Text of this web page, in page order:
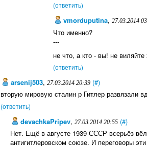
(ответить)
vmorduputina,27.03.2014
Что именно?
---
не что, а кто - вы! не
(ответить)
arsenij503,27.03.2014 20:39 (#)
вторую мировую сталин р Гитлер развязали
(ответить)
devachkaPripev, 27.03.2014 20:55 (#)
Нет. Ещё в августе 1939 СССР всерьёз
антигитлеровском союзе. И переговоры